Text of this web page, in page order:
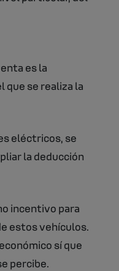
es la
que se realiza la
eléctricos, se
la deducción
incentivo para
estos vehículos.
sí que
percibe.